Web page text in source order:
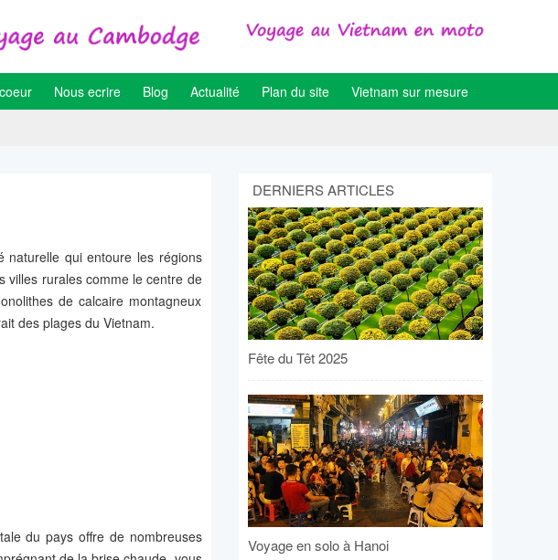
Nous ecrire Blog Actualité Plan du site Vietnam sur mesure
naturelle qui entoure les régions
villes rurales comme le centre de
de calcaire montagneux
des plages du Vietnam.
du pays offre de nombreuses
DERNIERS ARTICLES
Fête du Têt 2025
Voyage en solo à Hanoi